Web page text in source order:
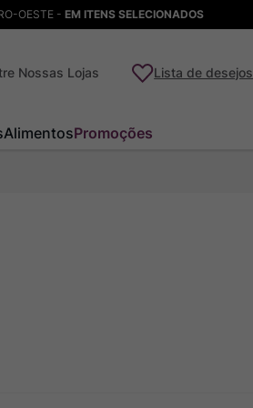
OESTE - EM ITENS SELECIONADOS
Nossas Lojas Lista de desejos
AlimentosPromoções